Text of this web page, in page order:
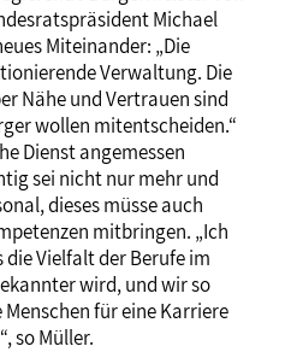
Michael
Miteinander: „Die
Verwaltung. Die
Nähe und Vertrauen sind
wollen mitentscheiden.“
Dienst angemessen
sei nicht nur mehr und
dieses müsse auch
mitbringen. „Ich
Vielfalt der Berufe im
wird, und wir so
für eine Karriere
so Müller.